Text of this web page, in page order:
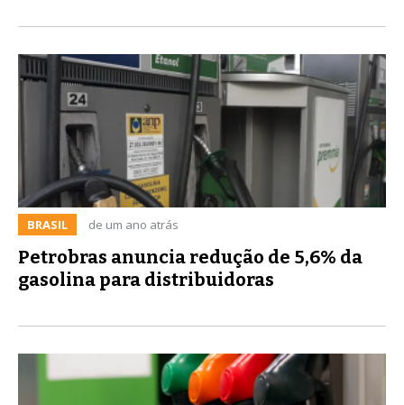
BRASIL de um ano atrás
Petrobras anuncia redução de 5,6% da
gasolina para distribuidoras